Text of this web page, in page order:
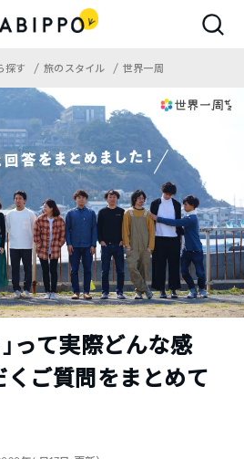
探す 旅のスタイル 世界一周
って実際どんな感
くご質問をまとめて